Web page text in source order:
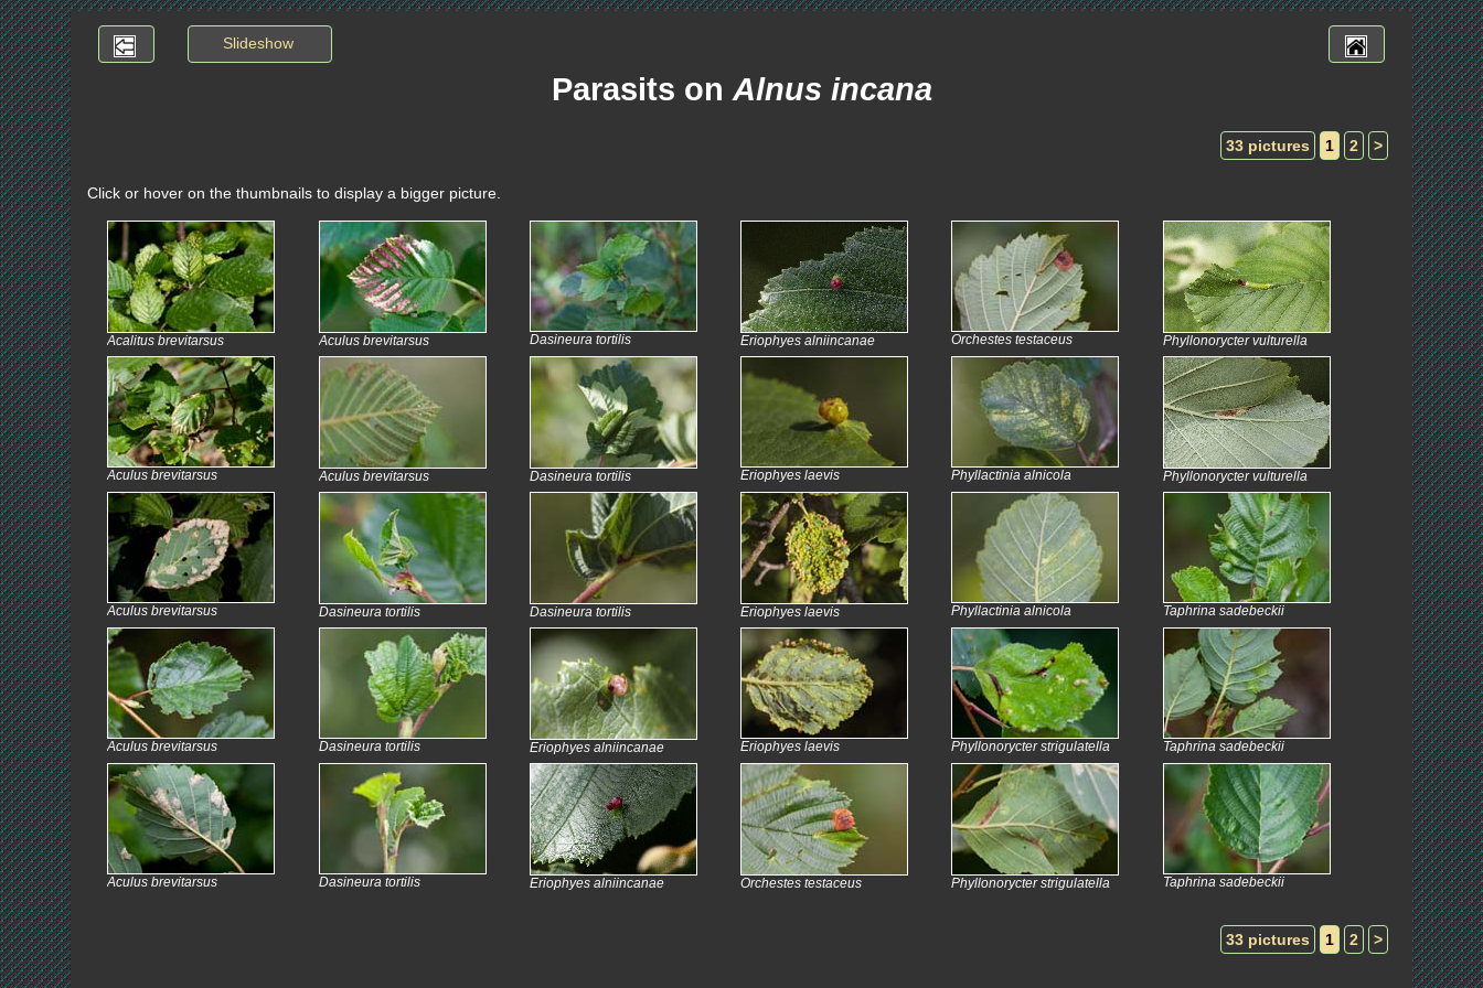
Slideshow
Parasits on Alnus incana
33 pictures 1 2 >
Click or hover on the thumbnails to display a bigger picture.
Acalitus brevitarsus
Aculus brevitarsus
Aculus brevitarsus
Aculus brevitarsus
Aculus brevitarsus
Aculus brevitarsus
Aculus brevitarsus
Dasineura tortilis
Dasineura tortilis
Dasineura tortilis
Dasineura tortilis
Dasineura tortilis
Dasineura tortilis
Eriophyes alniincanae
Eriophyes alniincanae
Eriophyes alniincanae
Eriophyes laevis
Eriophyes laevis
Eriophyes laevis
Orchestes testaceus
Orchestes testaceus
Phyllactinia alnicola
Phyllactinia alnicola
Phyllonorycter strigulatella
Phyllonorycter strigulatella
Phyllonorycter vulturella
Phyllonorycter vulturella
Taphrina sadebeckii
Taphrina sadebeckii
Taphrina sadebeckii
33 pictures 1 2 >